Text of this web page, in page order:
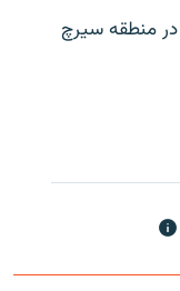
در منطقه سیرچ